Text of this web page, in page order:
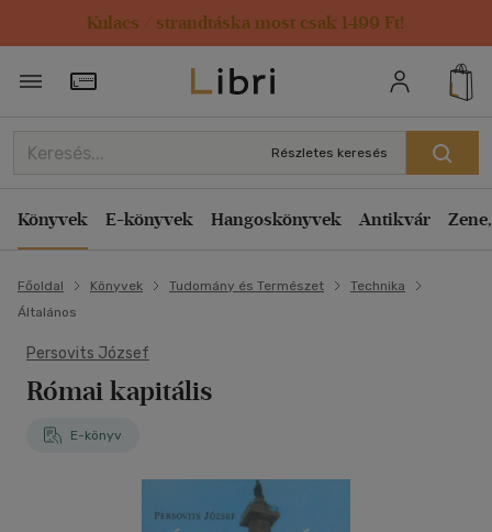
Kulacs / strandtáska most csak 1499 Ft!
Törzsvásárlói Kártya adatai
Részletes keresés
Könyvek E-könyvek Hangoskönyvek Antikvár
Főoldal Könyvek Tudomány és Természet
Technika
Általános
Persovits József
Római kapitális
E-könyv